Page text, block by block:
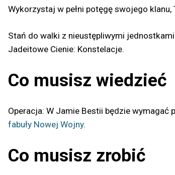
Wykorzystaj w pełni potęgę swojego klanu,
Stań do walki z nieustępliwymi
Jadeitowe Cienie: Konstelacje.
Co musisz wiedzieć
Operacja: W Jamie Bestii będzie
fabuły Nowej Wojny.
Co musisz zrobić